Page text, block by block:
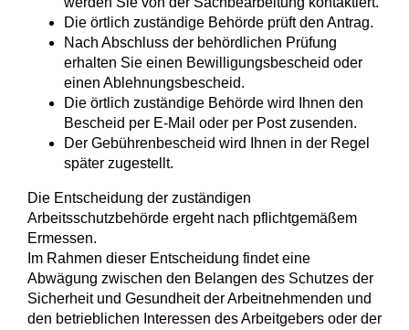
Die örtlich zuständige Behörde prüft den Antrag.
Nach Abschluss der behördlichen Prüfung
erhalten Sie einen Bewilligungsbescheid oder
einen Ablehnungsbescheid.
Die örtlich zuständige Behörde wird Ihnen den
Bescheid per E-Mail oder per Post zusenden.
Der Gebührenbescheid wird Ihnen in der Regel
später zugestellt.
Die Entscheidung der zuständigen
Arbeitsschutzbehörde ergeht nach pflichtgemäßem
Ermessen.
Im Rahmen dieser Entscheidung findet eine
Abwägung zwischen den Belangen des Schutzes der
Sicherheit und Gesundheit der Arbeitnehmenden und
den betrieblichen Interessen des Arbeitgebers oder der